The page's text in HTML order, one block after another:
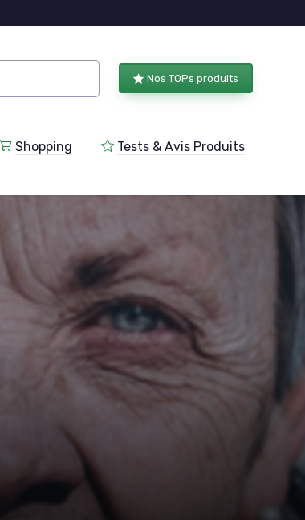
Nos TOPs produits
Shopping Tests & Avis Produits